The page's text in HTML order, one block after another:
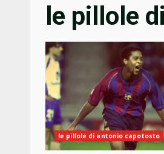
le pillole
le pillole di antonio capotosto